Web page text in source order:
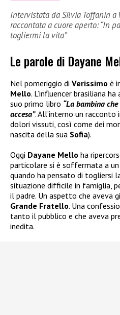
Intervistata da Silvia Toffanin a
raccontata a cuore aperto: “In
togliermi la vita”
Le parole di Dayane
Nel pomeriggio di Verissimo è
Mello. L’influencer brasiliana
suo primo libro “La bambina
accesa”. All’interno un
dolori vissuti, così come dei
nascita della sua Sofia).
Oggi Dayane Mello ha
particolare si è soffermata a
quando ha pensato di togliersi
situazione difficile in famiglia,
il padre. Un aspetto che aveva
Grande Fratello. Una
tanto il pubblico e che aveva
inedita.